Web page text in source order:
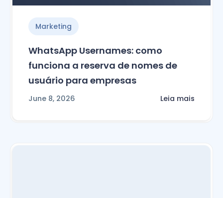
Marketing
WhatsApp Usernames: como
funciona a reserva de nomes de
usuário para empresas
June 8, 2026 Leia mais